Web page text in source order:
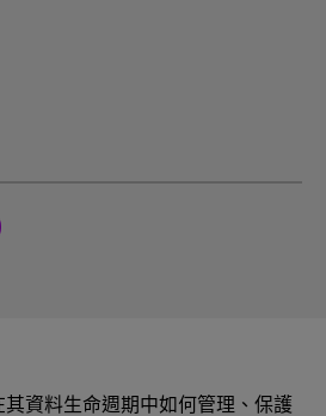
資料生命週期中如何管理、保護